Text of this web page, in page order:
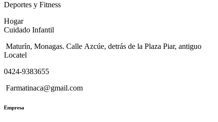
Deportes y Fitness
Hogar
Cuidado Infantil
Maturín, Monagas. Calle Azcúe, detrás de la Plaza Piar, antiguo
Locatel
0424-9383655
Farmatinaca@gmail.com
Empresa